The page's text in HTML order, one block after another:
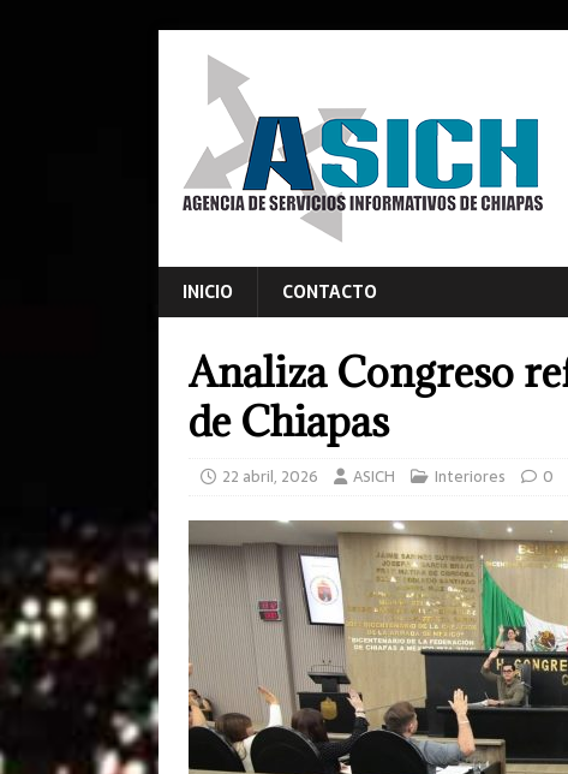
INICIO CONTACTO
Analiza Congreso
de Chiapas
22 abril, 2026 ASICH Interiores 0